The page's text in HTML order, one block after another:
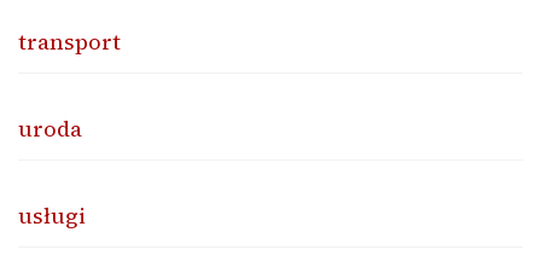
transport
uroda
usługi